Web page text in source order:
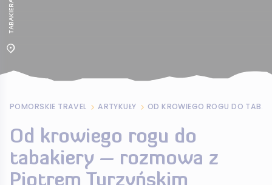
POMORSKIE TRAVEL ARTYKUŁY
Od krowiego rogu do
tabakiery – rozmowa z